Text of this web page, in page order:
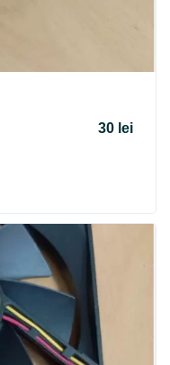
30 lei